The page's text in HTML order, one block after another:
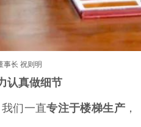
事长 祝则明
认真做细节
我们一直专注于楼梯生产 ，